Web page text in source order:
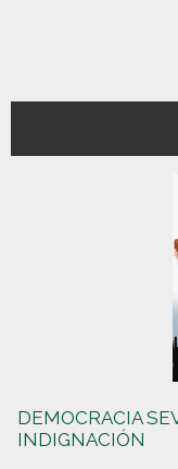
DEMOCRACIA
INDIGNACIÓN